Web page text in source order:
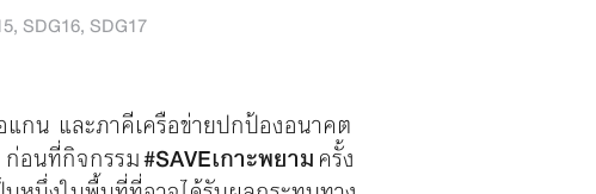
, SDG16, SDG17
กน และภาคีเครือข่ายปกป้องอนาคต
อนที่กิจกรรม#SAVEเกาะพยามครั้ง